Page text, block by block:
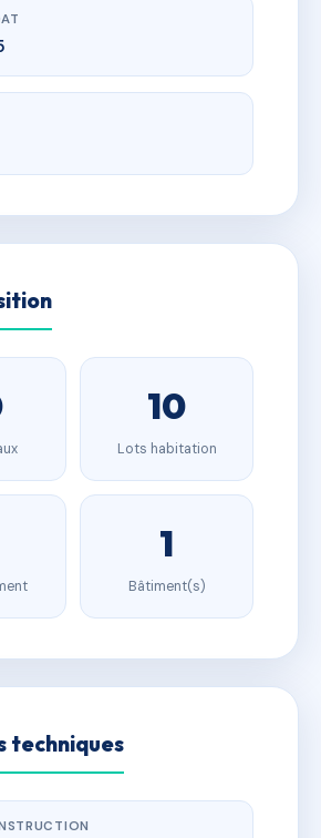
10
Lots habitation
1
Bâtiment(s)
techniques